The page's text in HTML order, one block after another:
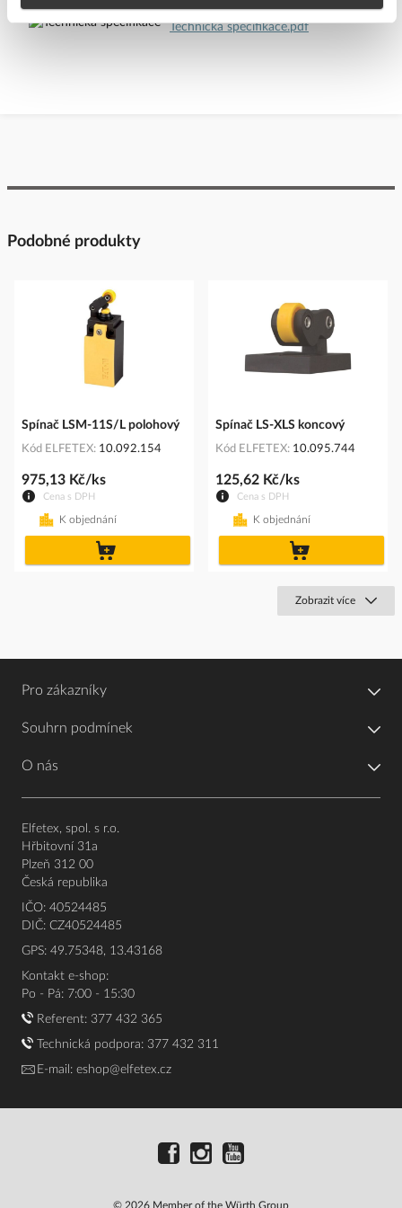
Technická specifikace.pdf
Podobné produkty
Spínač LSM-11S/L polohový
Kód ELFETEX 10.092.154
Cena s DPH
975,13 Kč/ks
K objednání
Spínač LS-XLS koncový
Kód ELFETEX 10.095.744
Cena s DPH
125,62 Kč/ks
K objednání
Zobrazit více
Pro zákazníky
Souhrn podmínek
O nás
Elfetex, spol. s r.o.
Hřbitovní 31a
Plzeň 312 00
Česká republika
IČO: 40524485
DIČ: CZ40524485
GPS: 49.75348, 13.43168
Kontakt e-shop:
Po - Pá: 7:00 - 15:30
Referent: 377 432 365
Technická podpora: 377 432 311
E-mail: eshop@elfetex.cz
© 2026 Member of the Würth Group